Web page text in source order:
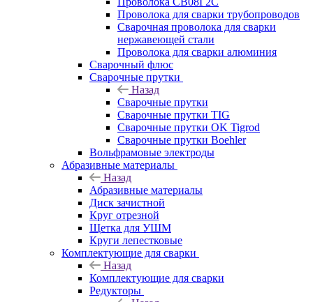
Проволока для сварки трубопроводов
Сварочная проволока для сварки
нержавеющей стали
Проволока для сварки алюминия
Сварочный флюс
Сварочные прутки
Назад
Сварочные прутки
Сварочные прутки TIG
Сварочные прутки OK Tigrod
Сварочные прутки Boehler
Вольфрамовые электроды
Абразивные материалы
Назад
Абразивные материалы
Диск зачистной
Круг отрезной
Щетка для УШМ
Круги лепестковые
Комплектующие для сварки
Назад
Комплектующие для сварки
Редукторы